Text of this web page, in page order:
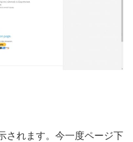
されます。今一度ページ下